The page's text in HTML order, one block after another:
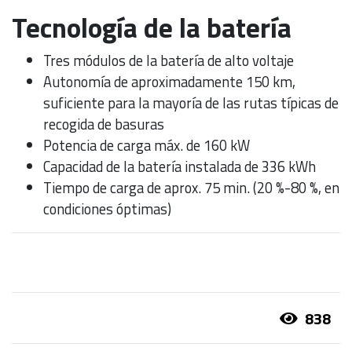
Tecnología de la batería
Tres módulos de la batería de alto voltaje
Autonomía de aproximadamente 150 km,
suficiente para la mayoría de las rutas típicas de
recogida de basuras
Potencia de carga máx. de 160 kW
Capacidad de la batería instalada de 336 kWh
Tiempo de carga de aprox. 75 min. (20 %-80 %, en
condiciones óptimas)
838